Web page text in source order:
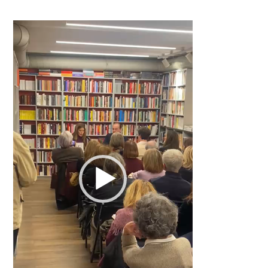
Reproductor
de
vídeo